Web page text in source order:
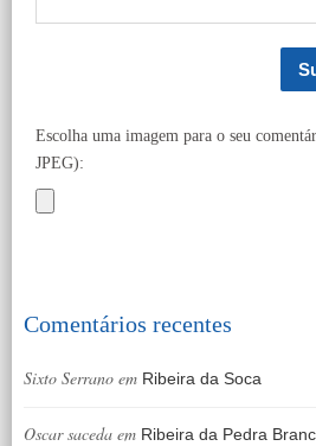
Escolha uma imagem para o seu
JPEG):
Comentários recentes
Sixto Serrano em Ribeira da Soca
Oscar saceda em Ribeira da Pedra